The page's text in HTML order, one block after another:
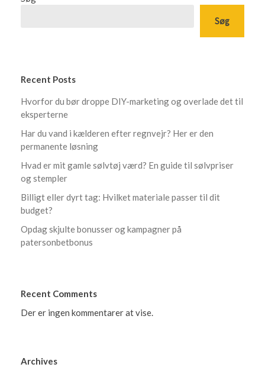
Søg
Recent Posts
Hvorfor du bør droppe DIY-marketing og overlade det til
eksperterne
Har du vand i kælderen efter regnvejr? Her er den
permanente løsning
Hvad er mit gamle sølvtøj værd? En guide til sølvpriser
og stempler
Billigt eller dyrt tag: Hvilket materiale passer til dit
budget?
Opdag skjulte bonusser og kampagner på
patersonbetbonus
Recent Comments
Der er ingen kommentarer at vise.
Archives